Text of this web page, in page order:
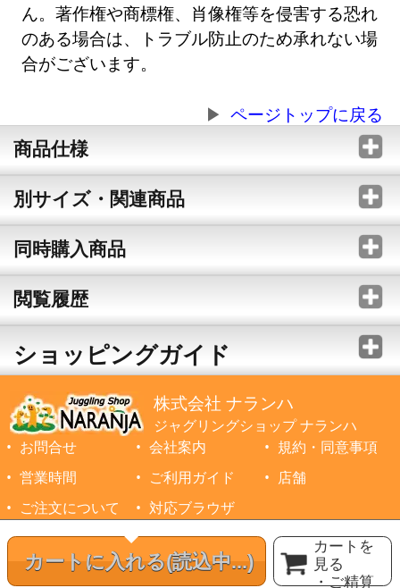
カートに入れる(読込中...)
カートを
見る
・ご精算
ん。著作権や商標権、肖像権等を侵害する恐れ
のある場合は、トラブル防止のため承れない場
合がございます。
ページトップに戻る
商品仕様
別サイズ・関連商品
同時購入商品
閲覧履歴
ショッピングガイド
株式会社 ナランハ
ジャグリングショップ ナランハ
お問合せ
会社案内
規約・同意事項
営業時間
ご利用ガイド
店舗
ご注文について
対応ブラウザ
©1999-2026 NARANJA Inc. All Rights Reserved.